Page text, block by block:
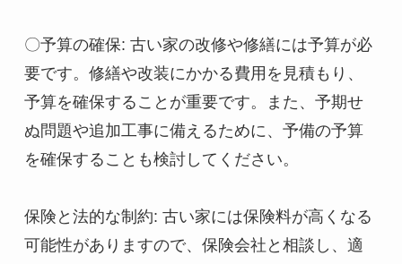
〇予算の確保: 古い家の改修や修繕には予算が必
要です。修繕や改装にかかる費用を見積もり、
予算を確保することが重要です。また、予期せ
ぬ問題や追加工事に備えるために、予備の予算
を確保することも検討してください。
保険と法的な制約: 古い家には保険料が高くなる
可能性がありますので、保険会社と相談し、適